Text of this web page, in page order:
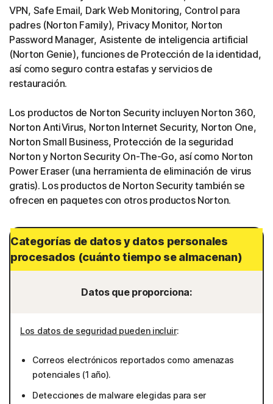
VPN, Safe Email, Dark Web Monitoring, Control para
padres (Norton Family), Privacy Monitor, Norton
Password Manager, Asistente de inteligencia artificial
(Norton Genie), funciones de Protección de la identidad,
así como seguro contra estafas y servicios de
restauración.
Los productos de Norton Security incluyen Norton 360,
Norton AntiVirus, Norton Internet Security, Norton One,
Norton Small Business, Protección de la seguridad
Norton y Norton Security On-The-Go, así como Norton
Power Eraser (una herramienta de eliminación de virus
gratis). Los productos de Norton Security también se
ofrecen en paquetes con otros productos Norton.
Categorías de datos y datos personales
procesados (cuánto tiempo se almacenan)
Datos que proporciona:
Los datos de seguridad pueden incluir:
Correos electrónicos reportados como amenazas
potenciales (1 año).
Detecciones de malware elegidas para ser